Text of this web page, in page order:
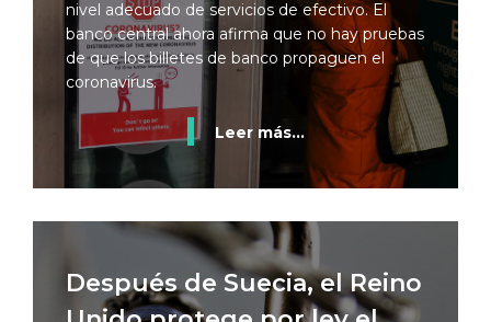
nivel adecuado de servicios de efectivo. El
banco central ahora afirma que no hay pruebas
de que los billetes de banco propaguen el
coronavirus.
Leer más...
Después de Suecia, el Reino